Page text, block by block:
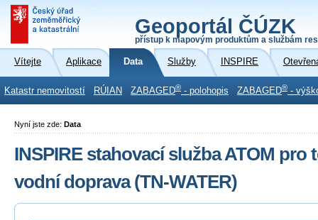
Geoportál ČÚZK
přístup k mapovým produktům a službám
Vítejte Aplikace Data Služby INSPIRE
Katastr nemovitostí RÚIAN ZABAGED® - polohopis ZABAGED® -
Nyní jste zde: Data
INSPIRE stahovací služba ATOM pro
vodní doprava (TN-WATER)